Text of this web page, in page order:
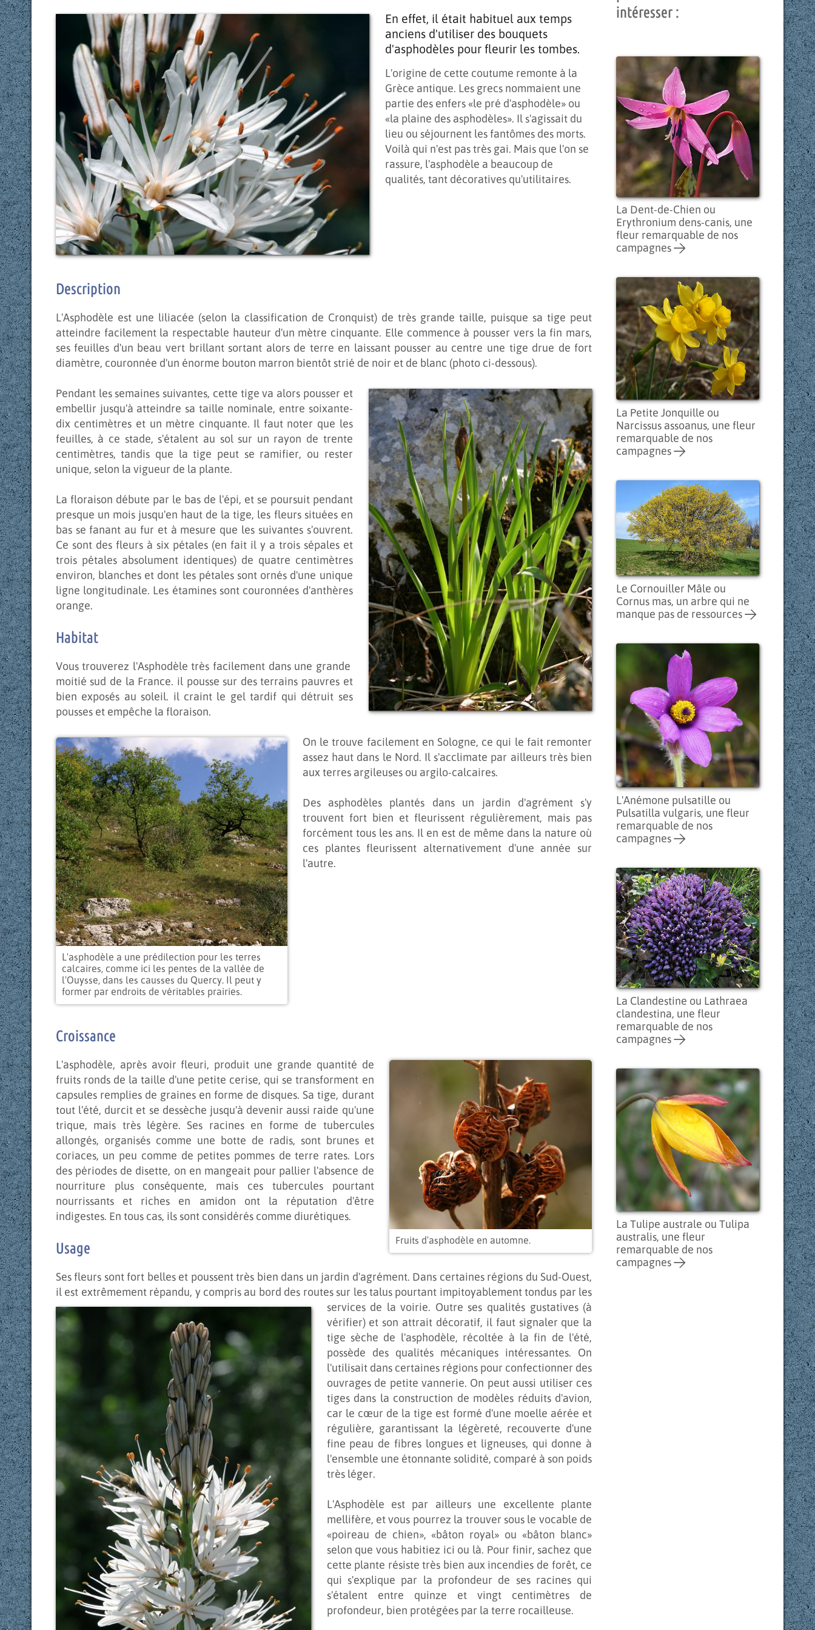
En effet, il était habituel aux temps
anciens d'utiliser des bouquets
d'asphodèles pour fleurir les tombes.
L'origine de cette coutume remonte à la
Grèce antique. Les grecs nommaient une
partie des enfers «le pré d'asphodèle» ou
«la plaine des asphodèles». Il s'agissait du
lieu ou séjournent les fantômes des morts.
Voilà qui n'est pas très gai. Mais que l'on se
rassure, l'asphodèle a beaucoup de
qualités, tant décoratives qu'utilitaires.
Description
L'Asphodèle est une liliacée (selon la classification de Cronquist) de très grande taille, puisque sa tige peut
atteindre facilement la respectable hauteur d'un mètre cinquante. Elle commence à pousser vers la fin mars,
ses feuilles d'un beau vert brillant sortant alors de terre en laissant pousser au centre une tige drue de fort
diamètre, couronnée d'un énorme bouton marron bientôt strié de noir et de blanc (photo ci-dessous).
Pendant les semaines suivantes, cette tige va alors pousser et
embellir jusqu'à atteindre sa taille nominale, entre soixante-
dix centimètres et un mètre cinquante. Il faut noter que les
feuilles, à ce stade, s'étalent au sol sur un rayon de trente
centimètres, tandis que la tige peut se ramifier, ou rester
unique, selon la vigueur de la plante.
La floraison débute par le bas de l'épi, et se poursuit pendant
presque un mois jusqu'en haut de la tige, les fleurs situées en
bas se fanant au fur et à mesure que les suivantes s'ouvrent.
Ce sont des fleurs à six pétales (en fait il y a trois sépales et
trois pétales absolument identiques) de quatre centimètres
environ, blanches et dont les pétales sont ornés d'une unique
ligne longitudinale. Les étamines sont couronnées d'anthères
orange.
Habitat
Vous trouverez l'Asphodèle très facilement dans une grande
moitié sud de la France. il pousse sur des terrains pauvres et
bien exposés au soleil. il craint le gel tardif qui détruit ses
pousses et empêche la floraison.
L'asphodèle a une prédilection pour les terres
calcaires, comme ici les pentes de la vallée de
l'Ouysse, dans les causses du Quercy. Il peut y
former par endroits de véritables prairies.
On le trouve facilement en Sologne, ce qui le fait remonter
assez haut dans le Nord. Il s'acclimate par ailleurs très bien
aux terres argileuses ou argilo-calcaires.
Des asphodèles plantés dans un jardin d'agrément s'y
trouvent fort bien et fleurissent régulièrement, mais pas
forcément tous les ans. Il en est de même dans la nature où
ces plantes fleurissent alternativement d'une année sur
l'autre.
Croissance
Fruits d'asphodèle en automne.
L'asphodèle, après avoir fleuri, produit une grande quantité de
fruits ronds de la taille d'une petite cerise, qui se transforment en
capsules remplies de graines en forme de disques. Sa tige, durant
tout l'été, durcit et se dessèche jusqu'à devenir aussi raide qu'une
trique, mais très légère. Ses racines en forme de tubercules
allongés, organisés comme une botte de radis, sont brunes et
coriaces, un peu comme de petites pommes de terre rates. Lors
des périodes de disette, on en mangeait pour pallier l'absence de
nourriture plus conséquente, mais ces tubercules pourtant
nourrissants et riches en amidon ont la réputation d'être
indigestes. En tous cas, ils sont considérés comme diurétiques.
Usage
Ses fleurs sont fort belles et poussent très bien dans un jardin d'agrément. Dans certaines régions du Sud-Ouest,
il est extrêmement répandu, y compris au bord des routes sur les talus pourtant impitoyablement tondus par les
services de la voirie. Outre ses qualités gustatives (à
vérifier) et son attrait décoratif, il faut signaler que la
tige sèche de l'asphodèle, récoltée à la fin de l'été,
possède des qualités mécaniques intéressantes. On
l'utilisait dans certaines régions pour confectionner des
ouvrages de petite vannerie. On peut aussi utiliser ces
tiges dans la construction de modèles réduits d'avion,
car le cœur de la tige est formé d'une moelle aérée et
régulière, garantissant la légèreté, recouverte d'une
fine peau de fibres longues et ligneuses, qui donne à
l'ensemble une étonnante solidité, comparé à son poids
très léger.
L'Asphodèle est par ailleurs une excellente plante
mellifère, et vous pourrez la trouver sous le vocable de
«poireau de chien», «bâton royal» ou «bâton blanc»
selon que vous habitiez ici ou là. Pour finir, sachez que
cette plante résiste très bien aux incendies de forêt, ce
qui s'explique par la profondeur de ses racines qui
s'étalent entre quinze et vingt centimètres de
profondeur, bien protégées par la terre rocailleuse.
V
W X
intéresser :
La Dent-de-Chien ou
Erythronium dens-canis, une
fleur remarquable de nos
campagnes
La Petite Jonquille ou
Narcissus assoanus, une fleur
remarquable de nos
campagnes
Le Cornouiller Mâle ou
Cornus mas, un arbre qui ne
manque pas de ressources
L'Anémone pulsatille ou
Pulsatilla vulgaris, une fleur
remarquable de nos
campagnes
La Clandestine ou Lathraea
clandestina, une fleur
remarquable de nos
campagnes
La Tulipe australe ou Tulipa
australis, une fleur
remarquable de nos
campagnes